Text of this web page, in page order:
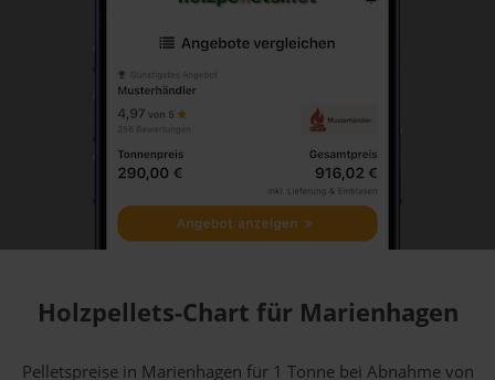
Holzpellets-Chart für Marienhagen
Pelletspreise in Marienhagen für 1 Tonne bei Abnahmevon